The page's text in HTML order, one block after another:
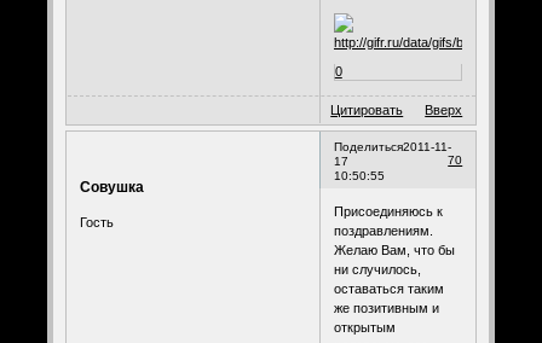
0
Цитировать Вверх
Поделиться
70
2011-11-
17
10:50:55
Совушка
Гость
Присоединяюсь к
поздравлениям.
Желаю Вам, что бы
ни случилось,
оставаться таким
же позитивным и
открытым